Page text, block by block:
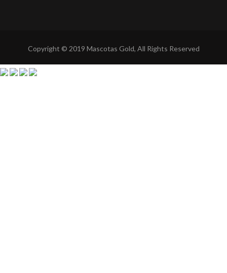
Copyright © 2019 Mascotas Gold, All Rights Reserved